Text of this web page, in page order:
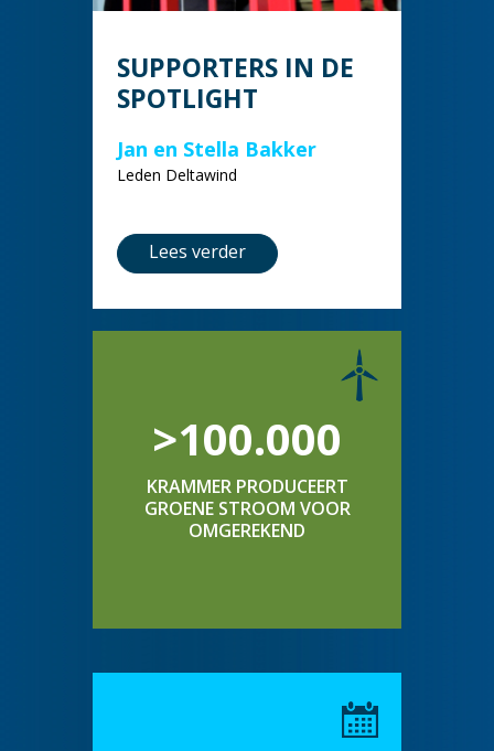
SUPPORTERS IN DE
SPOTLIGHT
Jan en Stella Bakker
Leden Deltawind
Lees verder
>100.000
KRAMMER PRODUCEERT
GROENE STROOM VOOR
OMGEREKEND